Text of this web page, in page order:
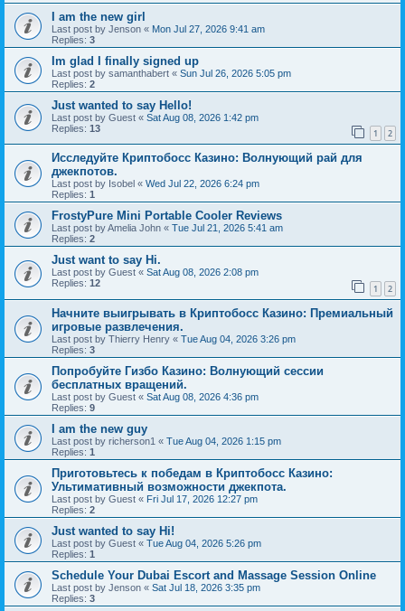
I am the new girl
Last post by Jenson « Mon Jul 27, 2026 9:41 am
Replies: 3
Im glad I finally signed up
Last post by samanthabert « Sun Jul 26, 2026 5:05 pm
Replies: 2
Just wanted to say Hello!
Last post by Guest « Sat Aug 08, 2026 1:42 pm
Replies: 13 1 2
Исследуйте Криптобосс Казино: Волнующий рай для
джекпотов.
Last post by Isobel « Wed Jul 22, 2026 6:24 pm
Replies: 1
FrostyPure Mini Portable Cooler Reviews
Last post byAmelia John « Tue Jul 21, 2026 5:41 am
Replies: 2
Just want to say Hi.
Last post by Guest « Sat Aug 08, 2026 2:08 pm
Replies: 12 1 2
Начните выигрывать в Криптобосс Казино: Премиальный
игровые развлечения.
Last post by Thierry Henry « Tue Aug 04, 2026 3:26 pm
Replies: 3
Попробуйте Гизбо Казино: Волнующий сессии
бесплатных вращений.
Last post by Guest « Sat Aug 08, 2026 4:36 pm
Replies: 9
I am the new guy
Last post by richerson1 « Tue Aug 04, 2026 1:15 pm
Replies: 1
Приготовьтесь к победам в Криптобосс Казино:
Ультимативный возможности джекпота.
Last post by Guest « Fri Jul 17, 2026 12:27 pm
Replies: 2
Just wanted to say Hi!
Last post by Guest « Tue Aug 04, 2026 5:26 pm
Replies: 1
Schedule Your Dubai Escort and Massage Session Online
Last post by Jenson « Sat Jul 18, 2026 3:35 pm
Replies: 3